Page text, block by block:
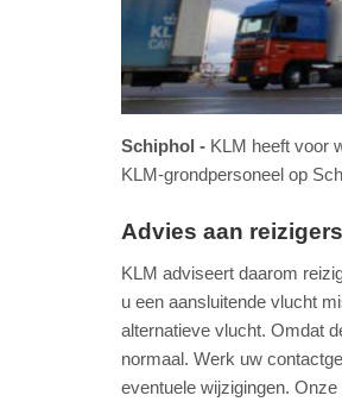
Schiphol
KLM heeft voor
KLM-grondpersoneel op
Advies aan reizigers
KLM adviseert daarom
u een aansluitende vlucht
alternatieve vlucht. Omdat
normaal. Werk uw
eventuele wijzigingen.